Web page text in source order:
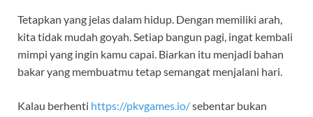
Tetapkan yang jelas dalam hidup. Dengan memiliki arah,
kita tidak mudah goyah. Setiap bangun pagi, ingat kembali
mimpi yang ingin kamu capai. Biarkan itu menjadi bahan
bakar yang membuatmu tetap semangat menjalani hari.
Kalau berhenti https://pkvgames.io/sebentar bukan